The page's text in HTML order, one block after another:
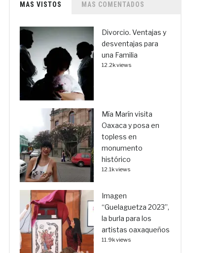
MAS VISTOS MAS COMENTADOS
Divorcio. Ventajas y
desventajas para
una Familia
12.2k views
Mía Marín visita
Oaxaca y posa en
topless en
monumento
histórico
12.1k views
Imagen
“Guelaguetza 2023”,
la burla para los
artistas oaxaqueños
11.9k views